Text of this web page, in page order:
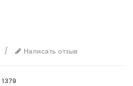
/ Написать отзыв
1379